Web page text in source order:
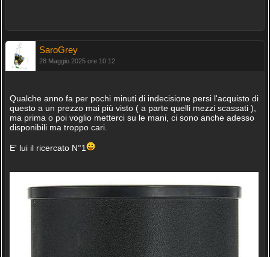
SaroGrey
28 Maggio 2025 ore 10:12
Qualche anno fa per pochi minuti di indecisione persi l'acquisto di
questo a un prezzo mai più visto ( a parte quelli mezzi scassati ),
ma prima o poi voglio metterci su le mani, ci sono anche adesso
disponibili ma troppo cari.
E' lui il ricercato N°1